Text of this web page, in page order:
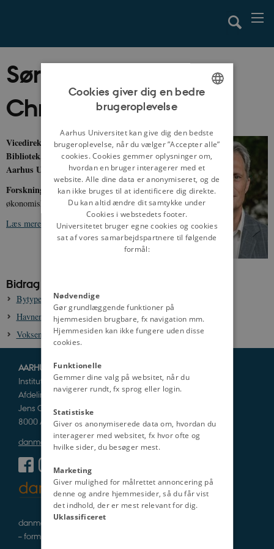
Søren Bitsch
Christensen
Vicedirektør, Kulturarv, Det Kgl.
Bibliotek,
ph.d. og adjungeret lektor ved
Aarhus Universitet
Forskningsområder:Byhistorie, land og by,
økonomisk historie
Læs mere om Søren Bitsch Christensen
Bidrag til danmarkshistorien.dk:
Bytyper - Fabriksbyen
Havnen i byen - historien om Aarhus havn
Voksende byer - del 1 - Yderkvarteret
AARHUS UNIVERSITET
Institut for Kultur og Samfund
Afdeling for Historie og Klassiske Studier
Jens Chr. Skous Vej 5
8000 Aarhus C
danmarkshistorien@cas.au.dk
danmarkshistorie i tekst, lyd og billede
– formidlet af fagfolk
DANISH
Cookies giver dig en bedre
brugeroplevelse
Aarhus Universitet kan give dig den bedste
brugeroplevelse, når du vælger ”Accepter alle”
cookies. Cookies gemmer oplysninger om,
hvordan en bruger interagerer med et
website. Alle dine data er anonymiseret, og de
kan ikke bruges til at identificere dig direkte.
Du kan altid ændre dit samtykke under
Cookies i webstedets footer.
Universitetet bruger egne cookies og cookies
sat af vores samarbejdspartnere til følgende
formål:
Nødvendige
Gør grundlæggende funktioner på
hjemmesiden brugbare, fx navigation mm.
Hjemmesiden kan ikke fungere uden disse
cookies.
Funktionelle
Gemmer dine valg på websitet, når du
navigerer rundt, fx sprog eller login.
Statistiske
Giver os anonymiserede data om, hvordan du
interagerer med websitet, fx hvor ofte og
hvilke sider, du besøger mest.
Marketing
Giver mulighed for målrettet annoncering på
denne og andre hjemmesider, så du får vist
det indhold, der er mest relevant for dig.
Uklassificeret